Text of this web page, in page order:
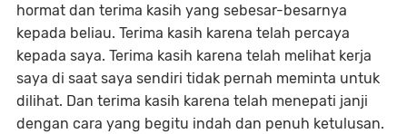
hormat dan terima kasih yang sebesar-besarnya
kepada beliau. Terima kasih karena telah percaya
kepada saya. Terima kasih karena telah melihat kerja
saya di saat saya sendiri tidak pernah meminta untuk
dilihat. Dan terima kasih karena telah menepati janji
dengan cara yang begitu indah dan penuh ketulusan.